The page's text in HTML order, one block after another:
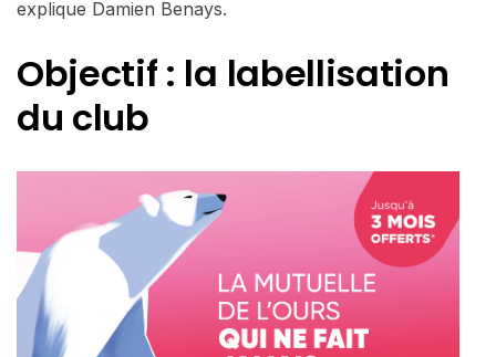
explique Damien Benays.
Objectif : la labellisation
du club